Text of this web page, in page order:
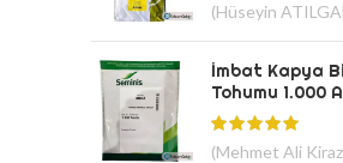
(Hüseyin
İmbat Kapya
Tohumu 1.000
(Mehmet Ali